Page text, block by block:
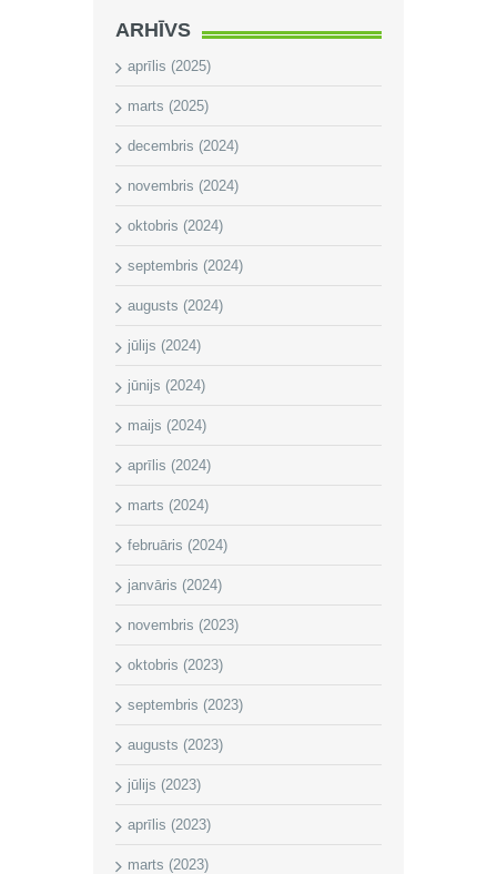
ARHĪVS
aprīlis (2025)
marts (2025)
decembris (2024)
novembris (2024)
oktobris (2024)
septembris (2024)
augusts (2024)
jūlijs (2024)
jūnijs (2024)
maijs (2024)
aprīlis (2024)
marts (2024)
februāris (2024)
janvāris (2024)
novembris (2023)
oktobris (2023)
septembris (2023)
augusts (2023)
jūlijs (2023)
aprīlis (2023)
marts (2023)